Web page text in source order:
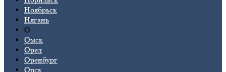
Ноябрьск
Нягань
О
Омск
Орел
Оренбург
Орск